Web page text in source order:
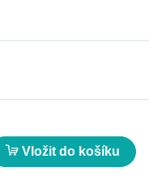
Vložit do košíku